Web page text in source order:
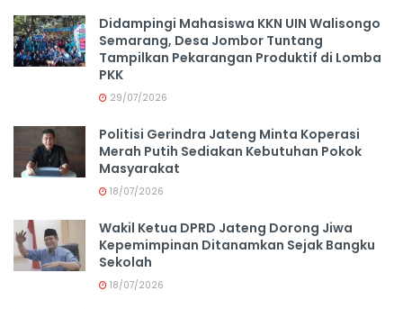
Didampingi Mahasiswa KKN UIN Walisongo
Semarang, Desa Jombor Tuntang
Tampilkan Pekarangan Produktif di Lomba
PKK
29/07/2026
Politisi Gerindra Jateng Minta Koperasi
Merah Putih Sediakan Kebutuhan Pokok
Masyarakat
18/07/2026
Wakil Ketua DPRD Jateng Dorong Jiwa
Kepemimpinan Ditanamkan Sejak Bangku
Sekolah
18/07/2026